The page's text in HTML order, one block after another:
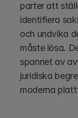
parter att
identifiera
och undvika
måste lösa.
spannet av
juridiska
moderna